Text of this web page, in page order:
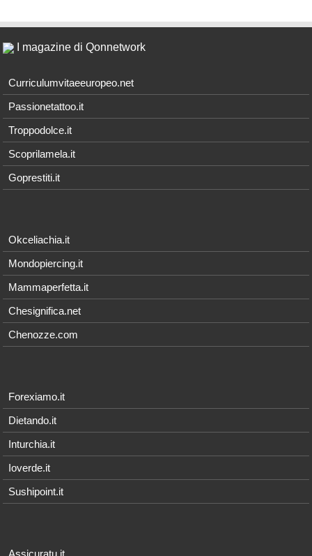
I magazine di Qonnetwork
Curriculumvitaeeuropeo.net
Passionetattoo.it
Troppodolce.it
Scoprilamela.it
Goprestiti.it
Okceliachia.it
Mondopiercing.it
Mammaperfetta.it
Chesignifica.net
Chenozze.com
Forexiamo.it
Dietando.it
Inturchia.it
Ioverde.it
Sushipoint.it